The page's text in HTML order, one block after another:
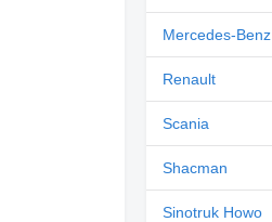
Mercedes-Benz
Renault
Scania
Shacman
Sinotruk Howo